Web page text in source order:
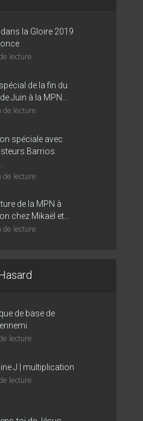
dans la Gloire 2019
lecture
de la fin du
Juin à la MPN...
de lecture
spéciale avec
Barrios
de lecture
de la MPN à
chez Mikaël et...
de lecture
de base de
lecture
J | multiplication
lecture